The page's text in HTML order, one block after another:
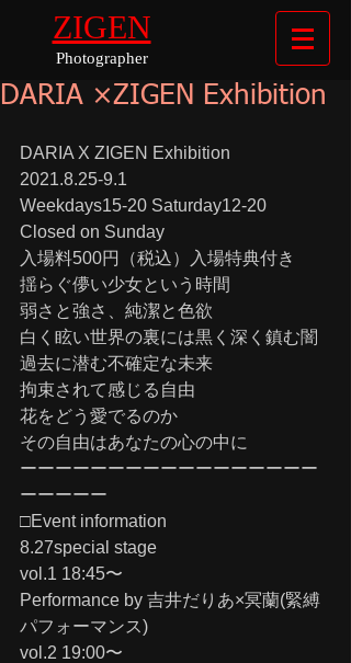
ZIGEN
Photographer
DARIA ×ZIGEN Exhibition
DARIA X ZIGEN Exhibition
2021.8.25-9.1
Weekdays15-20 Saturday12-20
Closed on Sunday
入場料500円（税込）入場特典付き
揺らぐ儚い少女という時間
弱さと強さ、純潔と色欲
白く眩い世界の裏には黒く深く鎮む闇
過去に潜む不確定な未来
拘束されて感じる自由
花をどう愛でるのか
その自由はあなたの心の中に
ーーーーーーーーーーーーーーーーー
ーーーーー
□Event information
8.27special stage
vol.1 18:45〜
Performance by 吉井だりあ×冥蘭(緊縛
パフォーマンス)
vol.2 19:00〜